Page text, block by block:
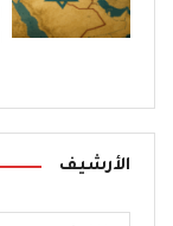
الأرشيف